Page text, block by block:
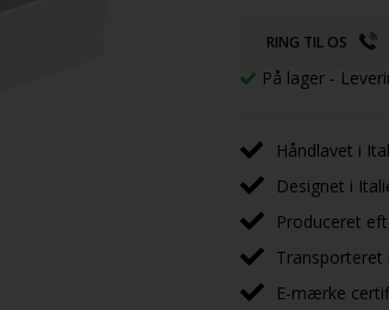
RING TIL OS
På lager -
Håndlavet i
Designet i
Produceret
E-mærke